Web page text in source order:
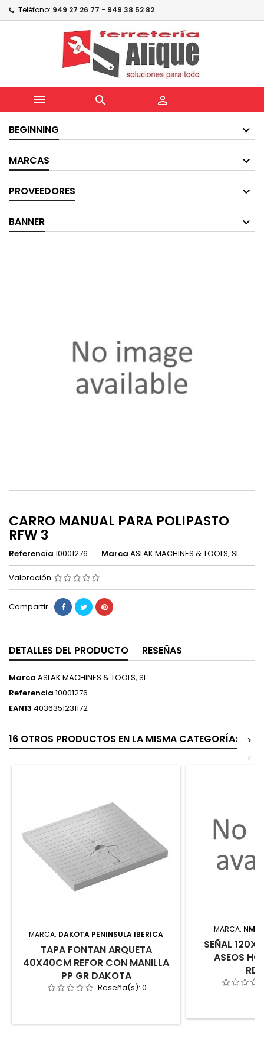
Teléfono: 949 27 26 77 - 949 38 52 82
  
BEGINNING
MARCAS
PROVEEDORES
BANNER
CARRO MANUAL PARA POLIPASTO
RFW 3
Referencia 10001276 Marca ASLAK MACHINES & TOOLS, SL
Valoración
Compartir
DETALLES DEL PRODUCTO RESEÑAS
Marca ASLAK MACHINES & TOOLS, SL
Referencia 10001276
EAN13 4036351231172
16 OTROS PRODUCTOS EN LA MISMA CATEGORÍA:
>
<
MARCA: DAKOTA PENINSULA IBERICA
TAPA FONTAN ARQUETA
40X40CM REFOR CON MANILLA
PP GR DAKOTA
Reseña(s): 0
MARCA: NMZ,
SEÑAL
ASEOS